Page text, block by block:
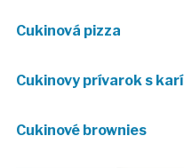
Cukinová pizza
Cukinovy prívarok s karí
Cukinové brownies